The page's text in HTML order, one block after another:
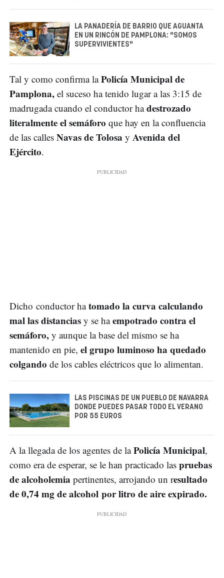
LA PANADERÍA DE BARRIO QUE AGUANTA
EN UN RINCÓN DE PAMPLONA: "SOMOS
SUPERVIVIENTES"
Tal y como confirma laPolicía Municipal de
Pamplona, el suceso ha tenido lugar a las 3:15 de
madrugada cuando el conductor hadestrozado
literalmente el semáforo que hay en la confluencia
de las calles Navas de Tolosa y Avenida del
Ejército.
Dicho conductor hatomado la curva calculando
mal las distancias y se haempotrado contra el
semáforo, y aunque la base del mismo se ha
mantenido en pie, el grupo luminoso ha quedado
colgando de los cables eléctricos que lo alimentan.
LAS PISCINAS DE UN PUEBLO DE NAVARRA
DONDE PUEDES PASAR TODO EL VERANO
POR 55 EUROS
A la llegada de los agentes de laPolicía Municipal,
como era de esperar, se le han practicado las pruebas
de alcoholemia pertinentes, arrojando un resultado
de 0,74 mg de alcohol por litro de aire expirado.